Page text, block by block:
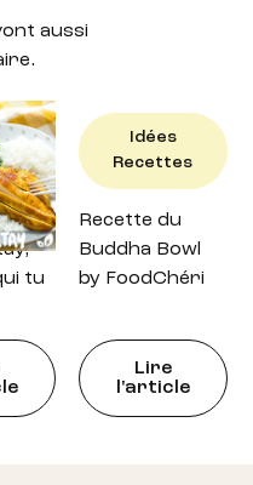
aussi
tu
Idées
Recettes
Recette du
Buddha Bowl
by FoodChéri
Lire
l'article